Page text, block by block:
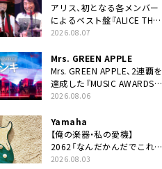
アリス、初となる各メンバー
によるベスト盤『ALICE THE
BEST “TORILOGY”』リリー
2026.08.07
Mrs. GREEN APPLE
Mrs. GREEN APPLE、2連覇を
達成した『MUSIC AWARDS
JAPAN 2026』での「クスシ
YouTube公開
2026.08.06
Yamaha
【俺の楽器・私の愛機】
2062「なんだかんだでこれが
1番」
2026.08.03